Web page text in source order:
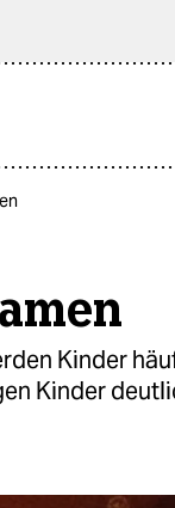
Kinder
Kinder